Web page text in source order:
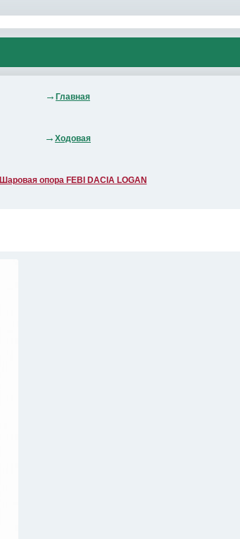
Главная
Ходовая
Шаровая опора FEBI DACIA LOGAN